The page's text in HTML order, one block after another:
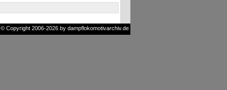
© Copyright 2006-2026 by dampflokomotivarchiv.de